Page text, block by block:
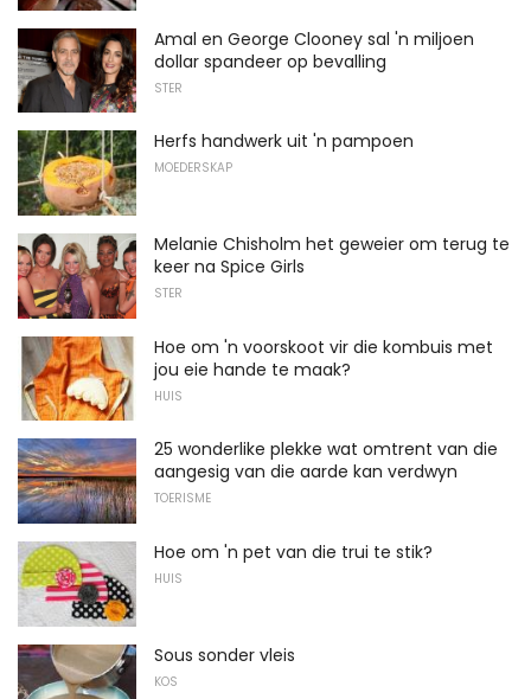
Amal en George Clooney sal 'n miljoen
dollar spandeer op bevalling
STER
Herfs handwerk uit 'n pampoen
MOEDERSKAP
Melanie Chisholm het geweier om terug te
keer na Spice Girls
STER
Hoe om 'n voorskoot vir die kombuis met
jou eie hande te maak?
HUIS
25 wonderlike plekke wat omtrent van die
aangesig van die aarde kan verdwyn
TOERISME
Hoe om 'n pet van die trui te stik?
HUIS
Sous sonder vleis
KOS